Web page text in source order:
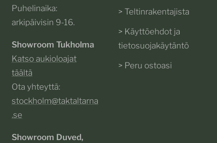
Puhelinaika:
arkipäivisin 9-16.
Showroom Tukholma
Katso aukioloajat
täältä
Ota yhteyttä:
stockholm@taktaltarna
.se
Showroom Duved,
> Teltinrakentajista
> Käyttöehdot ja
tietosuojakäytäntö
> Peru ostoasi